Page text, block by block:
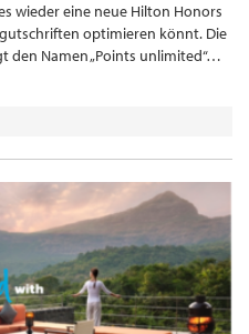
wieder eine neue Hilton Honors
optimieren könnt. Die
den Namen „Points unlimited“…